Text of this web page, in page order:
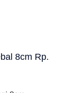
8cm Rp.